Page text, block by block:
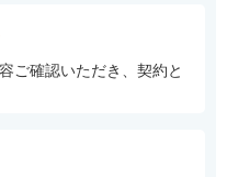
ご確認いただき、契約と